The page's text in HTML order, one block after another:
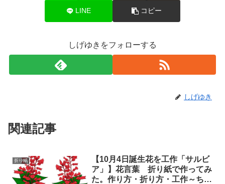
LINE コピー
しげゆきをフォローする
しげゆき
関連記事
折り紙
【10月4日誕生花を工作「サルビ
ア」】花言葉 折り紙で作ってみ
た。作り方・折り方・工作～ちょ